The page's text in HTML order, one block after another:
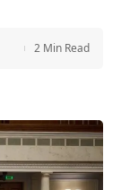
2 Min Read